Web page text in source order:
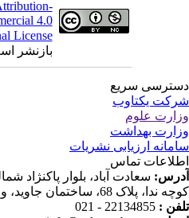
Attribution-
4.0
License
بازنشر
سریع
یکتاوب
علوم
بهداشت
ارزیابی نشریات
تماس
سعادت آباد، بلوار پاکنژاد
پلاک 68، ساختمان جاوید، واحد 16
:
22134855 - 021